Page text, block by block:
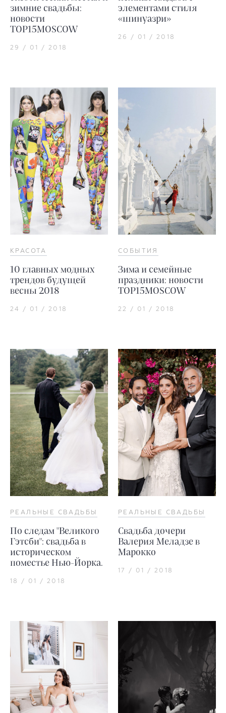
зимние свадьбы:
новости
TOP15MOSCOW
29 / 01 / 2018
элементами стиля
«шинуазри»
26 / 01 / 2018
КРАСОТА
10 главных модных
трендов будущей
весны 2018
24 / 01 / 2018
СОБЫТИЯ
Зима и семейные
праздники: новости
TOP15MOSCOW
22 / 01 / 2018
РЕАЛЬНЫЕ СВАДЬБЫ
По следам "Великого
Гэтсби": свадьба в
историческом
поместье Нью-Йорка.
18 / 01 / 2018
РЕАЛЬНЫЕ СВАДЬБЫ
Свадьба дочери
Валерия Меладзе в
Марокко
17 / 01 / 2018